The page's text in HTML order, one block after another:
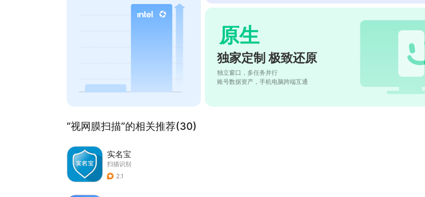
原生
独家定制 极致还原
独立窗口，多任务并行
账号数据资产，手机电脑跨端互通
“视网膜扫描”的相关推荐(30)
实名宝
扫描识别
2.1